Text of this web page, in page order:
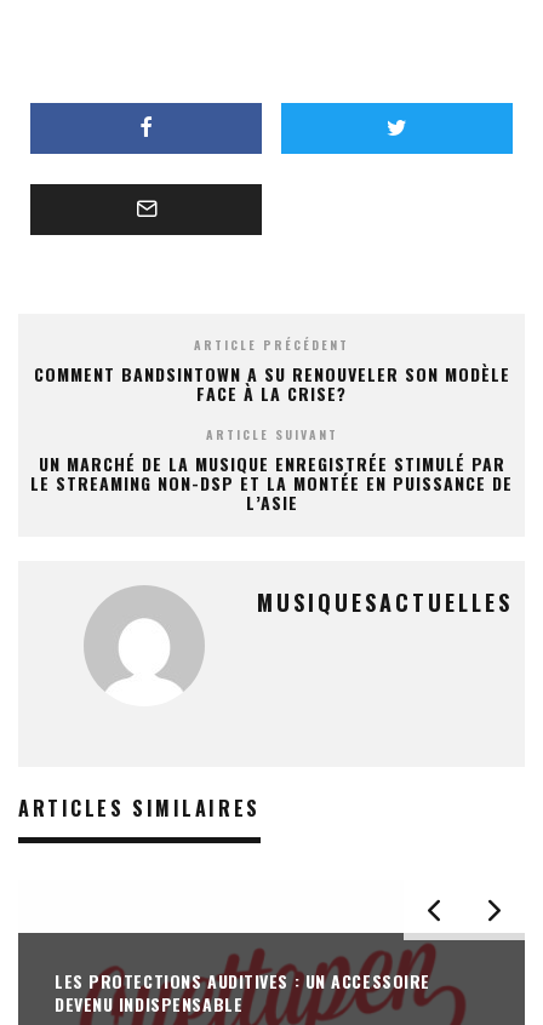
ARTICLE PRÉCÉDENT
COMMENT BANDSINTOWN A SU RENOUVELER SON MODÈLE
FACE À LA CRISE?
ARTICLE SUIVANT
UN MARCHÉ DE LA MUSIQUE ENREGISTRÉE STIMULÉ PAR
LE STREAMING NON-DSP ET LA MONTÉE EN PUISSANCE DE
L’ASIE
MUSIQUESACTUELLES
ARTICLES SIMILAIRES
LES PROTECTIONS AUDITIVES : UN ACCESSOIRE
DEVENU INDISPENSABLE